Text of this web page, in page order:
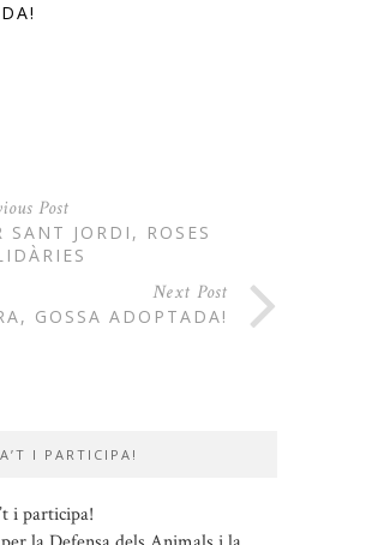
Post
SANT JORDI, ROSES
Next Post
GOSSA ADOPTADA!
I PARTICIPA!